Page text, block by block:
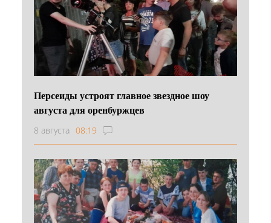
Персеиды устроят главное звездное шоу
августа для оренбуржцев
8 августа 08:19